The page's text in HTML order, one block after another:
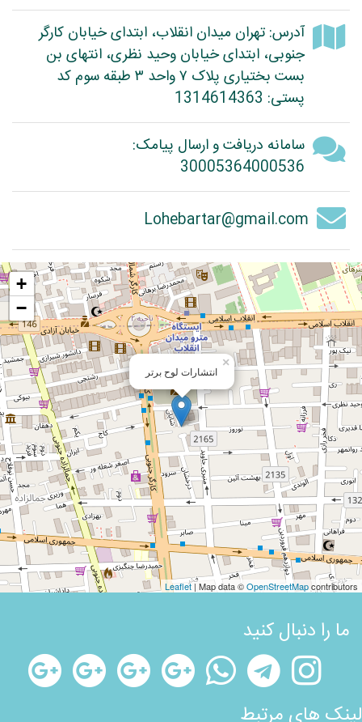
آدرس: تهران میدان انقلاب، ابتدای خیابان کارگر
جنوبی، ابتدای خیابان وحید نظری، انتهای بن
بست بختیاری پلاک ۷ واحد ۳ طبقه سوم کد
پستی: 1314614363
سامانه دریافت و ارسال پیامک:
30005364000536
Lohebartar@gmail.com
انتشارات لوح برتر
×
+
−
Leaflet| Map data ©OpenStreetMapcontributors
ما را دنبال کنید
لینک های مرتبط